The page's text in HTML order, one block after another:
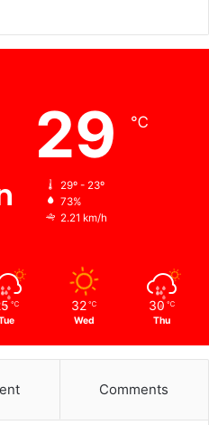
29 ℃
29º - 23º
73%
2.21 km/h
℃ 32 ℃
Wed
30 ℃
Thu
Comments